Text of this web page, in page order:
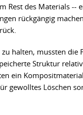
Rest des Materials --
rückgängig
halten, mussten die
Struktur
ein
gewolltes Löschen